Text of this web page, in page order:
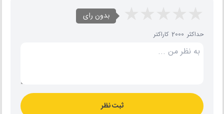
بدون رای
حداکثر 2000 کاراکتر
ثبت نظر